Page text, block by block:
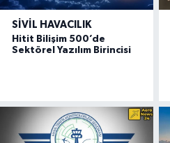
SIVIL HAVACILIK
Hitit Bilişim 500’de
Sektörel Yazılım Birincisi